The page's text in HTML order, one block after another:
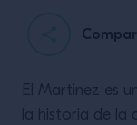
El Martinez es
la historia de la